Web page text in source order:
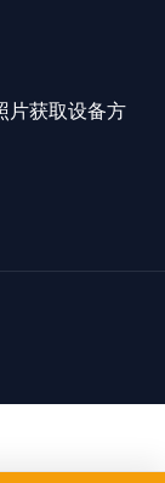
片获取设备方